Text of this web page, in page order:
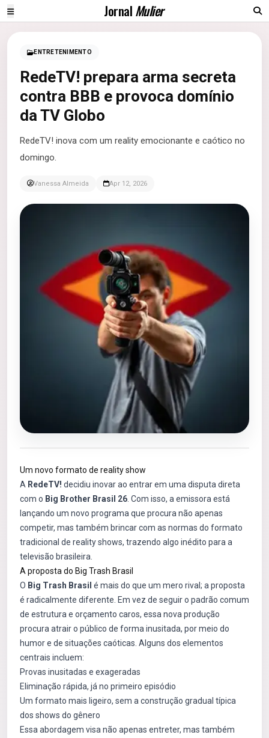
JornalMulier
ENTRETENIMENTO
RedeTV! prepara arma secreta
contra BBB e provoca domínio
da TV Globo
RedeTV! inova com um reality emocionante e caótico no
domingo.
Vanessa Almeida Apr 12, 2026
Um novo formato de reality show
A RedeTV! decidiu inovar ao entrar em uma disputa direta
com o Big Brother Brasil 26 . Com isso, a emissora está
lançando um novo programa que procura não apenas
competir, mas também brincar com as normas do formato
tradicional de reality shows, trazendo algo inédito para a
televisão brasileira.
A proposta do Big Trash Brasil
O Big Trash Brasil é mais do que um mero rival; a proposta
é radicalmente diferente. Em vez de seguir o padrão comum
de estrutura e orçamento caros, essa nova produção
procura atrair o público de forma inusitada, por meio do
humor e de situações caóticas. Alguns dos elementos
centrais incluem:
Provas inusitadas e exageradas
Eliminação rápida, já no primeiro episódio
Um formato mais ligeiro, sem a construção gradual típica
dos shows do gênero
Essa abordagem visa não apenas entreter, mas também